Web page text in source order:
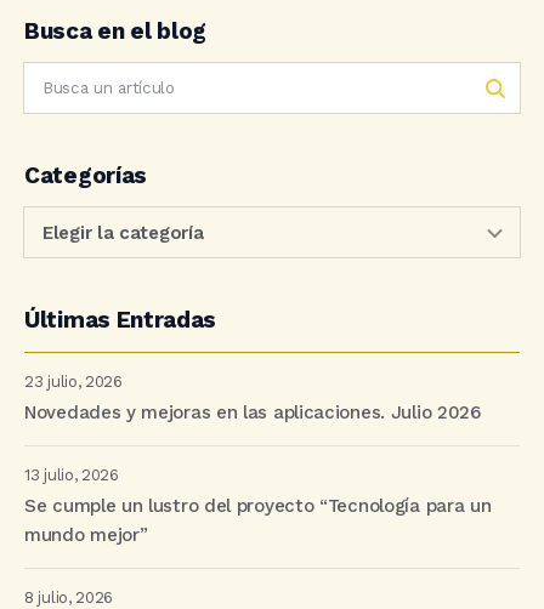
Busca en el blog
Categorías
Últimas Entradas
23 julio, 2026
Novedades y mejoras en las aplicaciones. Julio 2026
13 julio, 2026
Se cumple un lustro del proyecto “Tecnología para un
mundo mejor”
8 julio, 2026